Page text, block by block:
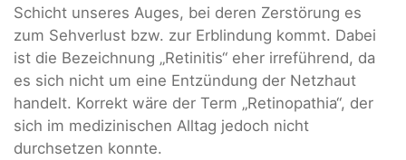
Schicht unseres Auges, bei deren Zerstörung es
zum Sehverlust bzw. zur Erblindung kommt. Dabei
ist die Bezeichnung „Retinitis“ eher irreführend, da
es sich nicht um eine Entzündung der Netzhaut
handelt. Korrekt wäre der Term „Retinopathia“, der
sich im medizinischen Alltag jedoch nicht
durchsetzen konnte.